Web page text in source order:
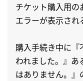
チケット購入用
エラーが表示され
購入手続き中に
われました。』あ
はありません。』